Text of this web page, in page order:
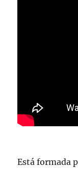
Está formada